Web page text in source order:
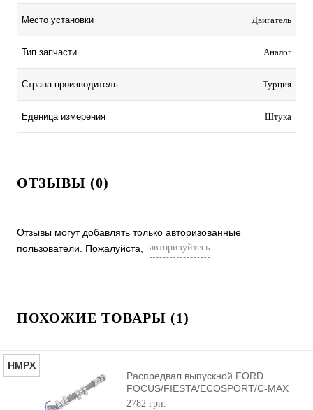
Место установки Двигатель
Тип запчасти Аналог
Страна производитель Турция
Еденица измерения Штука
ОТЗЫВЫ (0)
Отзывы могут добавлять только авторизованные
пользователи. Пожалуйста,
авторизуйтесь
ПОХОЖИЕ ТОВАРЫ (1)
HMPX
Распредвал выпускной FORD
FOCUS/FIESTA/ECOSPORT/C-MAX
(1.6) HMPX
2782 грн.